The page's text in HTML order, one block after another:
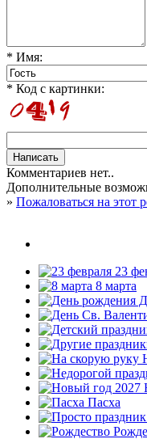
* Имя:
* Код с картинки:
Комментариев нет..
Дополнительные
» Пожаловаться на этот
23
8 марта
Пасха